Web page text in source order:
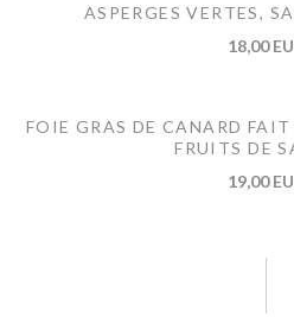
ASPERGES VERTES,
18,00
FOIE GRAS DE CANARD
FRUITS DE
19,00